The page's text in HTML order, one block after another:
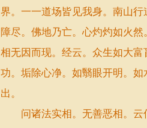
界。一一道场皆见我身。南山
障尽。佛地乃亡。心灼灼如火
相无因而现。经云。众生如大
功。垢除心净。如翳眼开明。
出。
问诸法实相。无善恶相。云